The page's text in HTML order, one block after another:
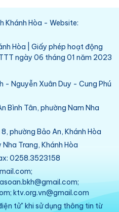
Khánh Hòa - Website:
Hòa | Giấy phép hoạt động
ngày 06 tháng 01 năm 2023
- Nguyễn Xuân Duy - Cung Phú
Bình Tân, phường Nam Nha
phường Bảo An, Khánh Hòa
Trang, Khánh Hòa
0258.3523158
ktv.org.vn@gmail.com
tử" khi sử dụng thông tin từ